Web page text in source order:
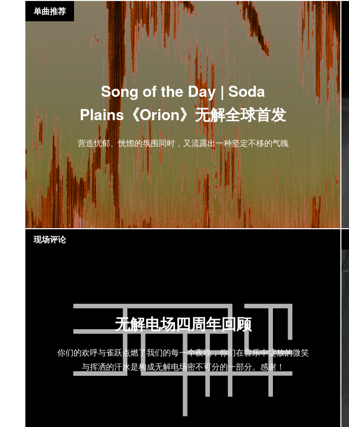
Song of the Day | Soda
Plains《Orion》无解全球首发
营造忧郁、恍惚的氛围同时，又流露出一种坚定不移的气魄
单曲推荐
无解电场四周年回顾
你们的欢呼与雀跃点燃了我们的每一个夜晚，你们在音乐中绽放的微笑
与挥洒的汗水是构成无解电场密不可分的一部分。感谢！
现场评论